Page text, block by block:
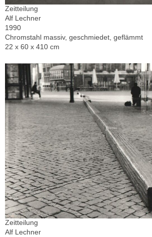
Zeitteilung
Alf Lechner
1990
Chromstahl massiv, geschmiedet, geflämmt
22 x 60 x 410 cm
Zeitteilung
Alf Lechner